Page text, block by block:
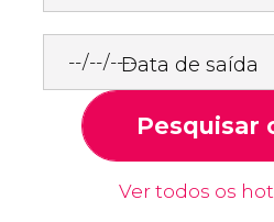
Data de saída
Pesquisar
Ver todos os